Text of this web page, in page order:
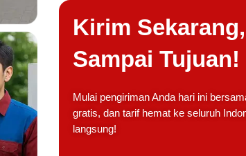
Kirim
Sampai Tujuan!
Mulai pengiriman Anda hari ini
gratis, dan tarif hemat ke seluruh
langsung!